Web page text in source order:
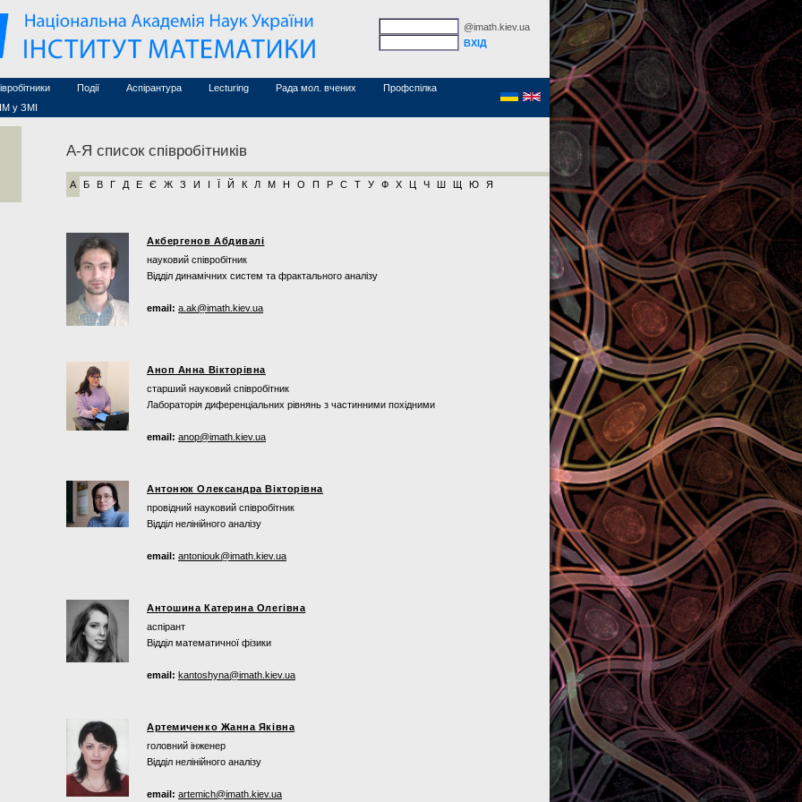
@imath.kiev.ua
дослідники
персонал
Події
Конференції (архів)
Курси з математики
Аспірантура Lecturing Рада мол. вчених
Профспілка
ІМ у ЗМІ
А-Я список співробітників
А Б В Г Д Е Є Ж З И Й К Л М Н О П Р С Т У Ф Х Ч Ю Я
Акбергенов Абдивалі
науковий співробітник
Відділ динамічних систем та фрактального аналізу
email: a.ak@imath.kiev.ua
Аноп Анна Вікторівна
старший науковий співробітник
Лабораторія диференціальних рівнянь з частинними похідними
email: anop@imath.kiev.ua
Антонюк Олександра Вікторівна
провідний науковий співробітник
Відділ нелінійного аналізу
email: antoniouk@imath.kiev.ua
Антошина Катерина Олегівна
аспірант
Відділ математичної фізики
email: kantoshyna@imath.kiev.ua
Артемиченко Жанна Яківна
головний інженер
Відділ нелінійного аналізу
email: artemich@imath.kiev.ua